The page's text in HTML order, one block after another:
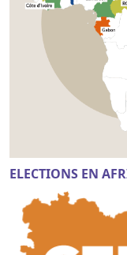
ELECTIONS EN